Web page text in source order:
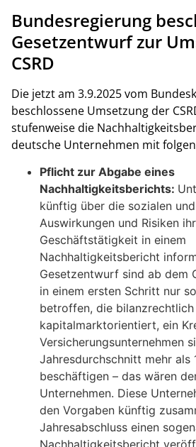
Bundesregierung
Gesetzentwurf zur
CSRD
Die jetzt am 3.9.2025 vom
beschlossene Umsetzung der
stufenweise die
deutsche Unternehmen mit
Pflicht zur Abgabe eines
Nachhaltigkeitsberichts:
künftig über die sozialen
Auswirkungen und Risiken
Geschäftstätigkeit in einem
Nachhaltigkeitsbericht
Gesetzentwurf sind ab dem
in einem ersten Schritt nur
betroffen, die bilanzrechtlich
kapitalmarktorientiert, ein
Versicherungsunternehmen
Jahresdurchschnitt mehr als
beschäftigen – das wären
Unternehmen. Diese
den Vorgaben künftig
Jahresabschluss einen